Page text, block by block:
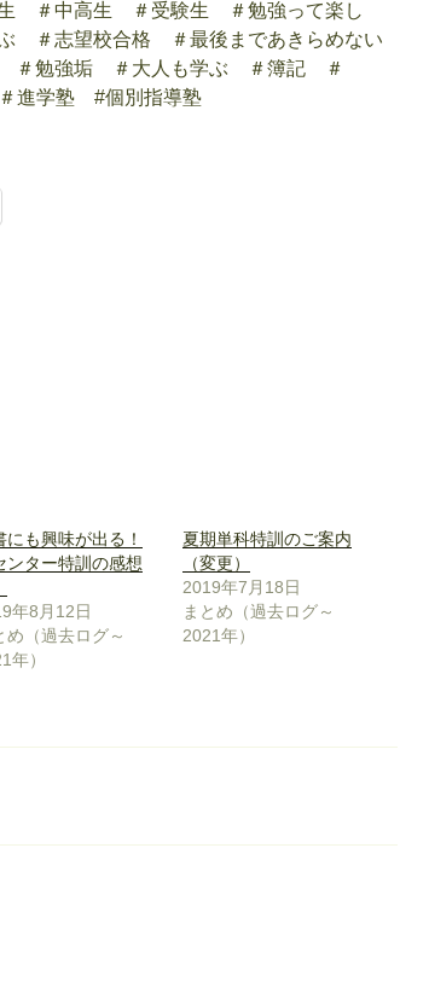
＃中高生 ＃受験生 ＃勉強って楽し
＃志望校合格 ＃最後まであきらめない
＃勉強垢 ＃大人も学ぶ ＃簿記 ＃
学塾 #個別指導塾
にも興味が出る！
ンター特訓の感想
年8月12日
め（過去ログ～
年）
夏期単科特訓のご案内
（変更）
2019年7月18日
まとめ（過去ログ～
2021年）